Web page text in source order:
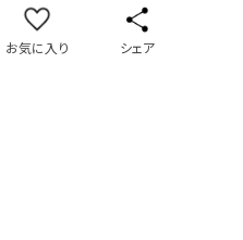
お気に入り シェア